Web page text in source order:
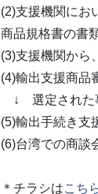
(2)支援機関にお
商品規格書の書
(3)支援機関から
(4)輸出支援商品
↓ 選定された
(5)輸出手続き支
(6)台湾での商談
＊チラシはこち